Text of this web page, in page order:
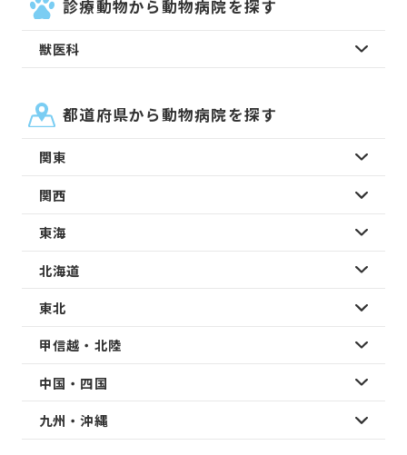
診療動物から動物病院を探す
獣医科
都道府県から動物病院を探す
関東
関西
東海
北海道
東北
甲信越・北陸
中国・四国
九州・沖縄